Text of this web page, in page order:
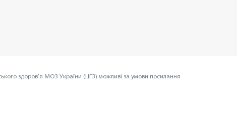
здоров’я МОЗ України (ЦГЗ) можливі за умови посилання